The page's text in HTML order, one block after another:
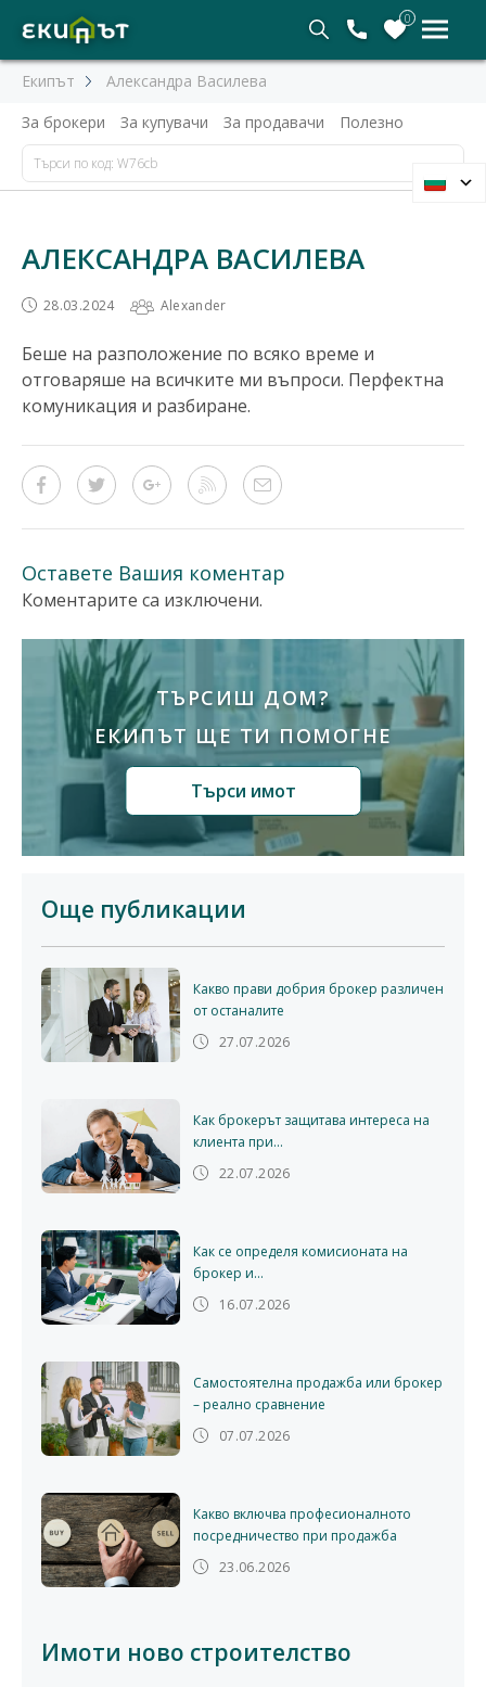
0
Екипът
Александра Василева
За брокери
За купувачи За продавачи Полезно
АЛЕКСАНДРА ВАСИЛЕВА
28.03.2024 Alexander
Беше на разположение по всяко време и
отговаряше на всичките ми въпроси. Перфектна
комуникация и разбиране.
Оставете Вашия коментар
Коментарите са изключени.
ТЪРСИШ ДОМ?
ЕКИПЪТ ЩЕ ТИ ПОМОГНЕ
Търси имот
Още публикации
Какво прави добрия брокер различен
от останалите
27.07.2026
Как брокерът защитава интереса на
клиента при...
22.07.2026
Как се определя комисионата на
брокер и...
16.07.2026
Самостоятелна продажба или брокер
– реално сравнение
07.07.2026
Какво включва професионалното
посредничество при продажба
23.06.2026
Имоти ново строителство